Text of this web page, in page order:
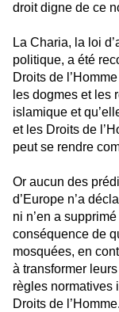
droit digne de ce
La Charia, la loi
politique, a été
Droits de
les dogmes et les
islamique et
et les Droits de
peut se rendre
Or aucun des
d’Europe n’a
ni n’en a
conséquence de
mosquées, en
à transformer
règles normatives
Droits de l’Homme.